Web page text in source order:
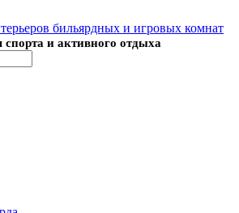
спорта и активного отдыха